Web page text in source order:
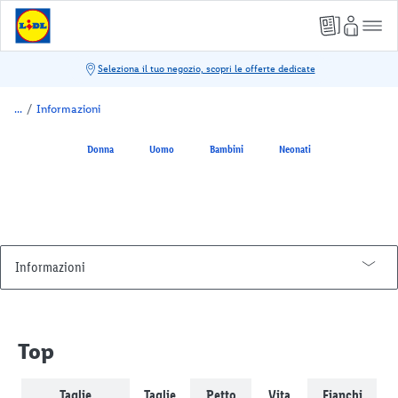
/ Informazioni
Donna Uomo Bambini Neonati
Informazioni
Spesa online
Top